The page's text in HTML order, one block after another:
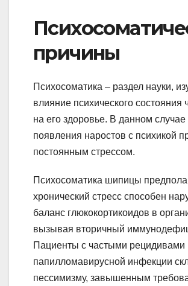
причины
Психосоматика – раздел науки,
влияние психического состояния
на его здоровье. В данном случае
появления наростов с психикой
постоянным стрессом.
Психосоматика шипицы
хронический стресс способен
баланс глюкокортикоидов в
вызывая вторичный
Пациенты с частыми рецидивами
папилломавирусной инфекции
пессимизму, завышенным